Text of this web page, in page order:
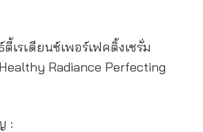
เรเดียนซ์เพอร์เฟคติ้งเซรั่ม
Radiance Perfecting
: